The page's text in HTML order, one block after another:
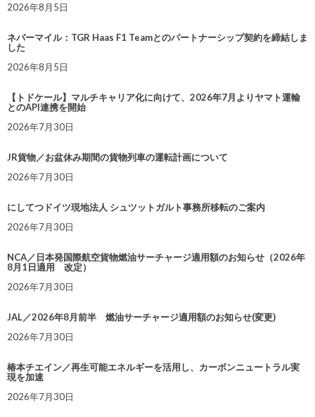
2026年8月5日
ネバーマイル：TGR Haas F1 Teamとのパートナーシップ契約を締結しま
した
2026年8月5日
【トドケール】マルチキャリア化に向けて、2026年7月よりヤマト運輸
とのAPI連携を開始
2026年7月30日
JR貨物／お盆休み期間の貨物列車の運転計画について
2026年7月30日
にしてつドイツ現地法人 シュツットガルト事務所移転のご案内
2026年7月30日
NCA／日本発国際航空貨物燃油サーチャージ適用額のお知らせ（2026年
8月1日適用 改定）
2026年7月30日
JAL／2026年8月前半 燃油サーチャージ適用額のお知らせ(変更)
2026年7月30日
椿本チエイン／再生可能エネルギーを活用し、カーボンニュートラル実
現を加速
2026年7月30日